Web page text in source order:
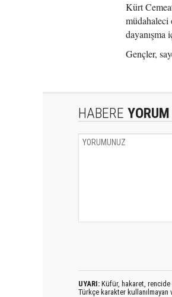
Kürt
müdahaleci
dayanışma
Gençler,
HABERE
UYARI: Küfür, hakaret, rencide
Türkçe karakter kullanılmayan